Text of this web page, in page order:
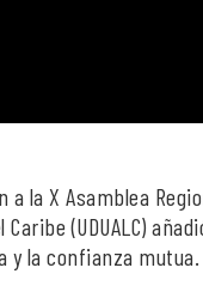
la X Asamblea
(UDUALC)
y la confianza mutua.